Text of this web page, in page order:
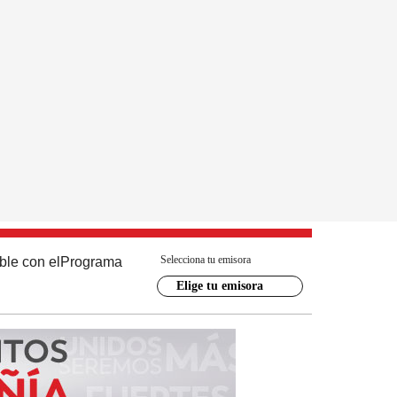
con el Programa Selecciona tu emisora
Elige tu emisora